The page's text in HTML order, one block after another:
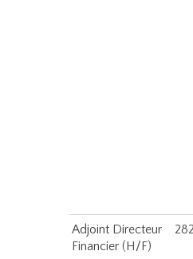
Adjoint Directeur
Financier (H/F)